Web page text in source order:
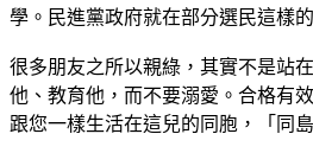
學。民進黨政府就在部分選民這樣
很多朋友之所以親綠，其實不是站
他、教育他，而不要溺愛。合格有
跟您一樣生活在這兒的同胞，「同